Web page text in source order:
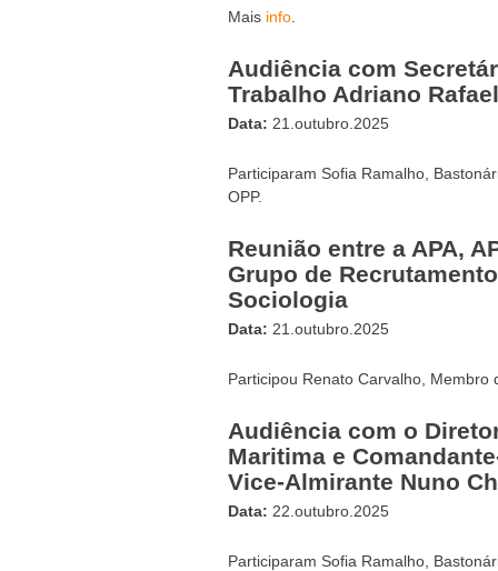
Mais info
Audiência com
Trabalho Adriano
Data: 21.outubro.2025
Participaram Sofia Ramalho,
OPP.
Reunião entre a APA,
Grupo de
Sociologia
Data: 21.outubro.2025
Participou Renato Carvalho, Membro
Audiência com o
Maritima e
Vice-Almirante Nuno
Data: 22.outubro.2025
Participaram Sofia Ramalho,